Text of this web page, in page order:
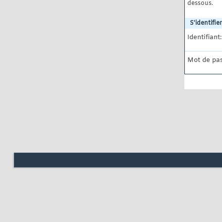
dessous.
S'identifier
Identifiant:
Mot de